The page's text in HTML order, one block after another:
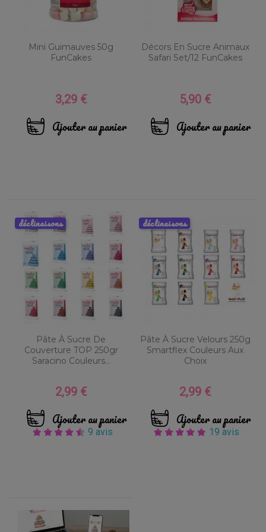
Mini Guimauves 50g
FunCakes
Prix
3,29 €
Ajouter au panier
Décors En Sucre Animaux
Safari Set/12 FunCakes
Prix
5,90 €
Ajouter au panier
Pâte À Sucre De
Couverture TOP 250gr
Saracino Couleurs...
Prix
2,99 €
Ajouter au panier
9 avis
déclinaisons
Pâte À Sucre Velours 250g
Smartflex Couleurs Aux
Choix
Prix
2,99 €
Ajouter au panier
19 avis
déclinaisons